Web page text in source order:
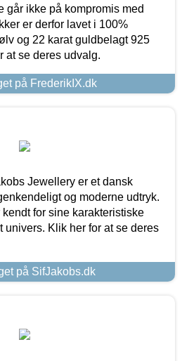
går ikke på kompromis med
er derfor lavet i 100%
og 22 karat guldbelagt 925
at se deres udvalg.
på FrederikIX.dk
Jewellery er et dansk
og moderne udtryk.
for sine karakteristiske
univers. Klik her for at se deres
på SifJakobs.dk